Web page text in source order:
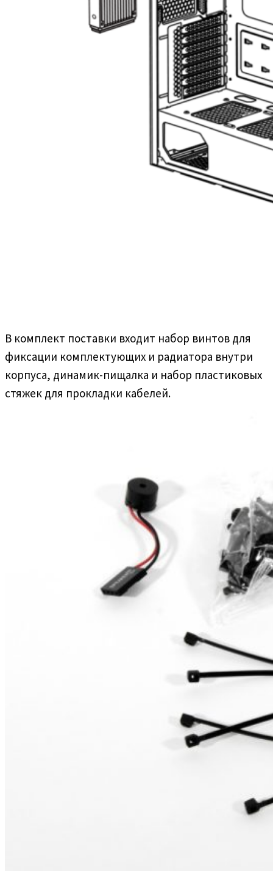
В комплект поставки входит набор винтов для
фиксации комплектующих и радиатора внутри
корпуса, динамик-пищалка и набор пластиковых
стяжек для прокладки кабелей.